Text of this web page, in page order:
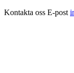
Kontakta oss E-post